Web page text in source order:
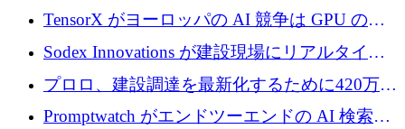
ン対策に 119 万ドルを調達
TensorX がヨーロッパの AI 競争は GPU の所
有者によって決まると考える理由
Sodex Innovations が建設現場にリアルタイム
のインテリジェンスをもたらすために 400 万
ユーロを確保
プロロ、建設調達を最新化するために420万ポ
ンドを調達
Promptwatch がエンドツーエンドの AI 検索最